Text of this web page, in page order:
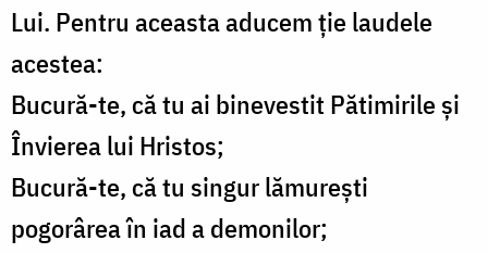
Lui. Pentru aceasta aducem ţie laudele
acestea:
Bucură-te, că tu ai binevestit Pătimirile şi
Învierea lui Hristos;
Bucură-te, că tu singur lămureşti
pogorârea în iad a demonilor;